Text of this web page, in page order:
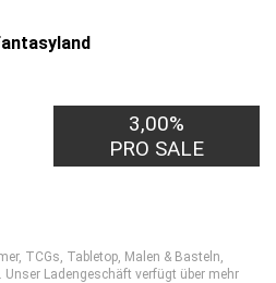
3,00%
PRO SALE
TCGs, Tabletop, Malen & Basteln,
Unser Ladengeschäft verfügt über mehr